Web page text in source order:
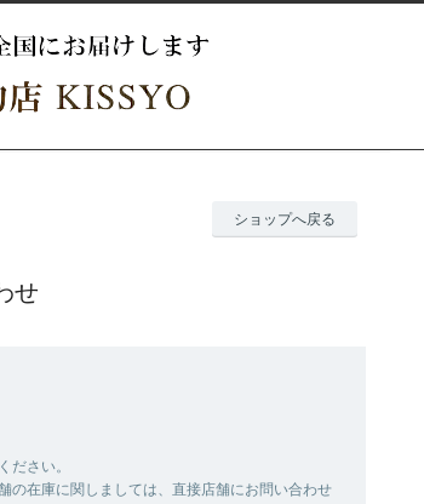
ショップへ戻る
せ
ださい。
の在庫に関しましては、直接店舗にお問い合わせ